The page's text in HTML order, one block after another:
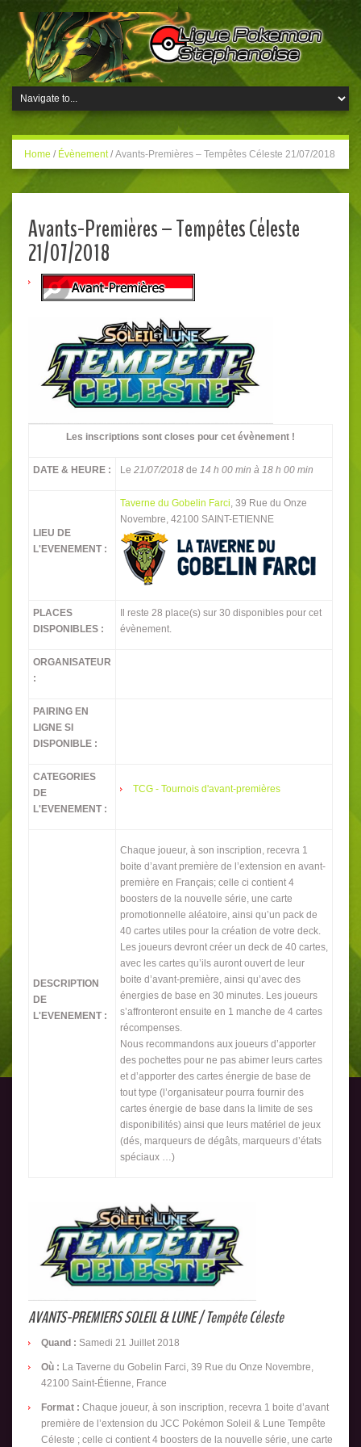
Home / Évènement / Avants-Premières – Tempêtes Céleste 21/07/2018
Avants-Premières – Tempêtes Céleste
21/07/2018
Les inscriptions sont closes pour cet évènement !
DATE & HEURE : Le 21/07/2018 de 14 h 00 min à 18 h 00 min
LIEU DE
L'EVENEMENT :
Taverne du Gobelin Farci , 39 Rue du Onze
Novembre, 42100 SAINT-ETIENNE
PLACES
DISPONIBLES :
Il reste 28 place(s) sur 30 disponibles pour cet
évènement.
ORGANISATEUR
:
PAIRING EN
LIGNE SI
DISPONIBLE :
CATEGORIES
DE
L'EVENEMENT :
TCG - Tournois d'avant-premières
DESCRIPTION
DE
L'EVENEMENT :
Chaque joueur, à son inscription, recevra 1
boite d’avant première de l’extension en avant-
première en Français; celle ci contient 4
boosters de la nouvelle série, une carte
promotionnelle aléatoire, ainsi qu’un pack de
40 cartes utiles pour la création de votre deck.
Les joueurs devront créer un deck de 40 cartes,
avec les cartes qu’ils auront ouvert de leur
boite d’avant-première, ainsi qu’avec des
énergies de base en 30 minutes. Les joueurs
s’affronteront ensuite en 1 manche de 4 cartes
récompenses.
Nous recommandons aux joueurs d’apporter
des pochettes pour ne pas abimer leurs cartes
et d’apporter des cartes énergie de base de
tout type (l’organisateur pourra fournir des
cartes énergie de base dans la limite de ses
disponibilités) ainsi que leurs matériel de jeux
(dés, marqueurs de dégâts, marqueurs d’états
spéciaux …)
AVANTS-PREMIERS SOLEIL & LUNE / Tempête Céleste
Quand : Samedi 21 Juillet 2018
Où : La Taverne du Gobelin Farci, 39 Rue du Onze Novembre,
42100 Saint-Étienne, France
Format : Chaque joueur, à son inscription, recevra 1 boite d’avant
première de l’extension du JCC Pokémon Soleil & Lune Tempête
Céleste ; celle ci contient 4 boosters de la nouvelle série, une carte